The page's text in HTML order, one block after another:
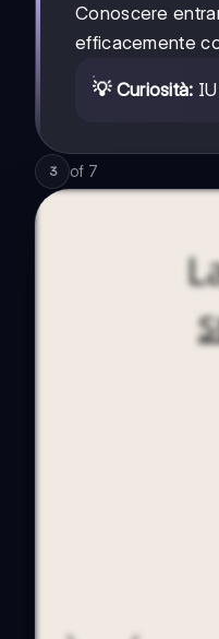
Conoscere
efficacemente
💡 Curiosità:
3 of 7